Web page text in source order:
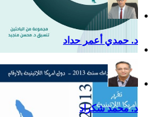
التقرير السياسي لأمريكا
اللاتينية للعام 2020
د. حمدي أعمر حداد
د. محمد شكراد